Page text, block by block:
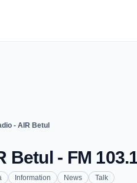
- AIR Betul
Betul - FM
Information News Talk